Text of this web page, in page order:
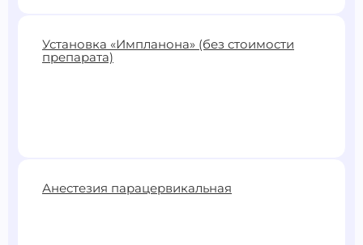
3000 ₽
Записаться
Установка «Импланона» (без стоимости
препарата)
4000 ₽
Анестезия парацервикальная